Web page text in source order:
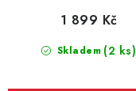
Skladem (2 ks)
1 899 Kč